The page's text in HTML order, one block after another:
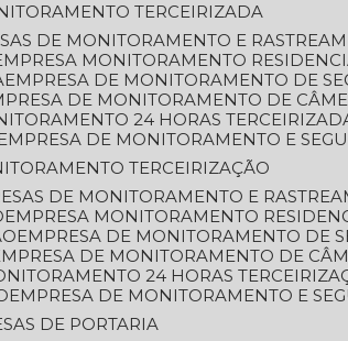
TERCEIRIZADA
DE MONITORAMENTO E
EMPRESA MONITORAMENTO
EMPRESA DE MONITORAMENTO DE
DE MONITORAMENTO DE
24 HORAS
EMPRESA DE MONITORAMENTO E
TERCEIRIZAÇÃO
DE MONITORAMENTO E
EMPRESA MONITORAMENTO
EMPRESA DE MONITORAMENTO DE
EMPRESA DE MONITORAMENTO DE
24 HORAS
EMPRESA DE MONITORAMENTO E
DE PORTARIA